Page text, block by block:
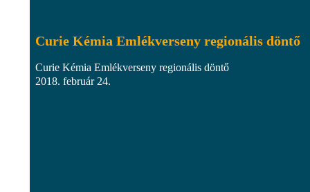
Curie Kémia Emlékverseny regionális döntő
Curie Kémia Emlékverseny regionális döntő
2018. február 24.